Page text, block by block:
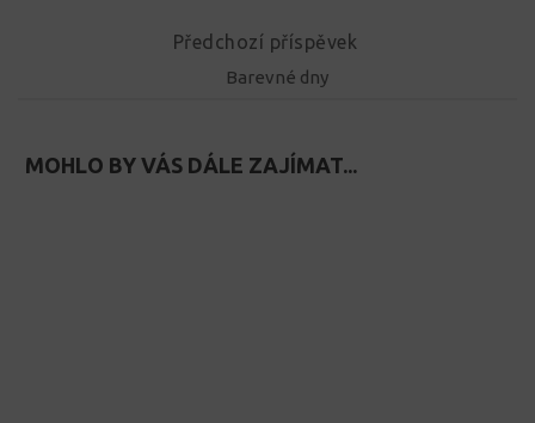
Předchozí příspěvek
Barevné dny
MOHLO BY VÁS DÁLE ZAJÍMAT...